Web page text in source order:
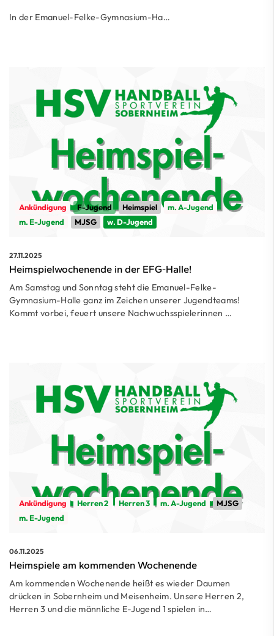
In der Emanuel-Felke-Gymnasium-Ha…
Ankündigung F-Jugend Heimspiel
m. A-Jugend
m. E-Jugend
MJSG w. D-Jugend
27.11.2025
Heimspielwochenende in der EFG-Halle!
Am Samstag und Sonntag steht die Emanuel-Felke-
Gymnasium-Halle ganz im Zeichen unserer Jugendteams!
Kommt vorbei, feuert unsere Nachwuchsspielerinnen …
Ankündigung Herren 2 Herren 3 m. A-Jugend
MJSG
m. E-Jugend
06.11.2025
Heimspiele am kommenden Wochenende
Am kommenden Wochenende heißt es wieder Daumen
drücken in Sobernheim und Meisenheim. Unsere Herren 2,
Herren 3 und die männliche E-Jugend 1 spielen in…